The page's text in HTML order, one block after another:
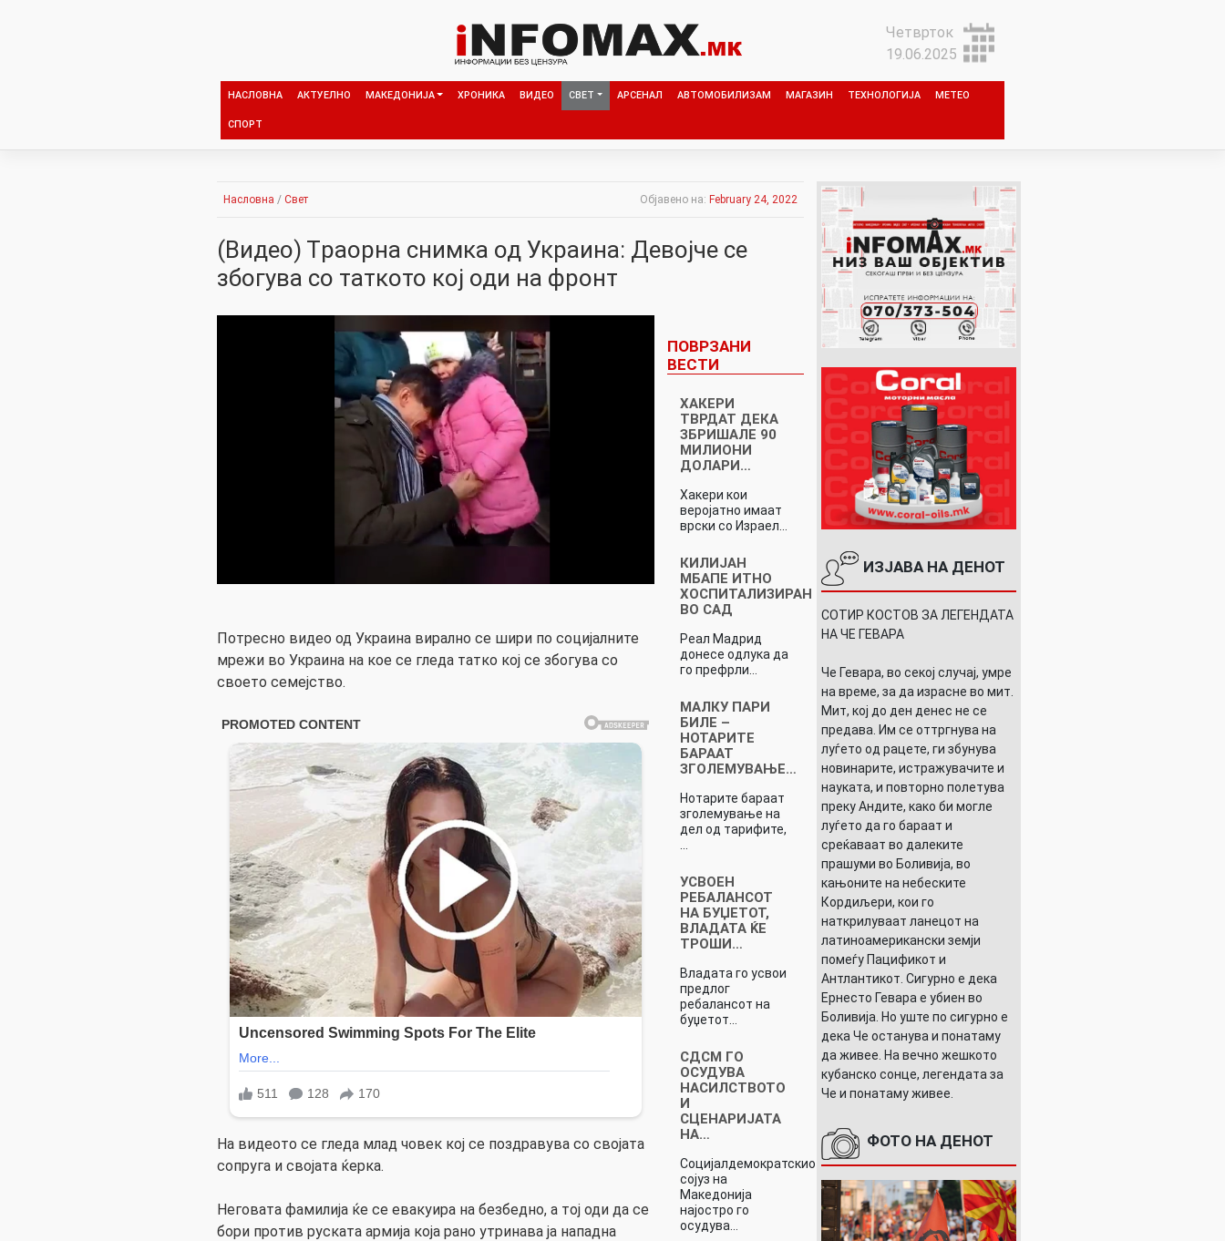
Четврток
19.06.2025
НАСЛОВНА АКТУЕЛНО МАКЕДОНИЈА ХРОНИКА ВИДЕО СВЕТ АРСЕНАЛ АВТОМОБИЛИЗАМ МАГАЗИН ТЕХНОЛОГИЈА МЕТЕО
СПОРТ
Насловна / Свет Објавено на: February 24, 2022
(Видео) Тpaopна снимка од Украина: Девојче се
збогува со таткото кој оди на фронт
Потресно видео од Украина вирално се шири по социјалните
мрежи во Украина на кое се гледа татко кој се збогува со
своето семејство.
На видеото се гледа млад човек кој се поздравува со својата
сопруга и својата ќерка.
Неговата фамилија ќе се евакуира на безбедно, а тој оди да се
бори против руската армија која рано утринава ја нападна
ПОВРЗАНИ
ВЕСТИ
ХАКЕРИ
ТВРДАТ ДЕКА
ЗБРИШАЛЕ 90
МИЛИОНИ
ДОЛАРИ…
Хакери кои
веројатно имаат
врски со Израел…
КИЛИЈАН
МБАПЕ ИТНО
ХОСПИТАЛИЗИРАН
ВО САД
Реал Мадрид
донесе одлука да
го префрли…
МАЛКУ ПАРИ
БИЛЕ –
НОТАРИТЕ
БАРААТ
ЗГОЛЕМУВАЊЕ…
Нотарите бараат
зголемување на
дел од тарифите,
УСВОЕН
РЕБАЛАНСОТ
НА БУЏЕТОТ,
ВЛАДАТА ЌЕ
ТРОШИ…
Владата го усвои
предлог
ребалансот на
буџетот…
СДСМ ГО
ОСУДУВА
НАСИЛСТВОТО
И
СЦЕНАРИЈАТА
НА…
Социјалдемократскиот
сојуз на
Македонија
најостро го
осудува…
ИЗЈАВА НА ДЕНОТ
СОТИР КОСТОВ ЗА ЛЕГЕНДАТА
НА ЧЕ ГЕВАРА
Че Гевара, во секој случај, умре
на време, за да израсне во мит.
Мит, кој до ден денес не се
предава. Им се оттргнува на
луѓето од рацете, ги збунува
новинарите, истражувачите и
науката, и повторно полетува
преку Андите, како би могле
луѓето да го бараат и
среќаваат во далеките
прашуми во Боливија, во
кањоните на небеските
Кордиљери, кои го
наткрилуваат ланецот на
латиноамерикански земји
помеѓу Пацификот и
Антлантикот. Сигурно е дека
Ернесто Гевара е убиен во
Боливија. Но уште по сигурно е
дека Че останува и понатаму
да живее. На вечно жешкото
кубанско сонце, легендата за
Че и понатаму живее.
ФОТО НА ДЕНОТ